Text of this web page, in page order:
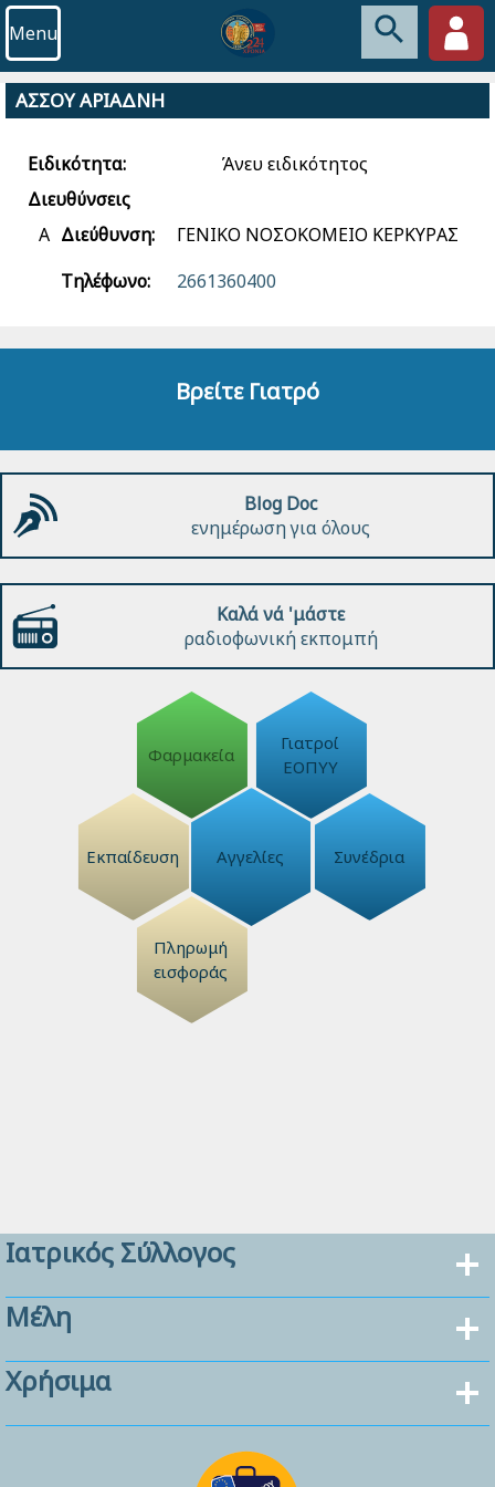
Menu
ΑΣΣΟΥ ΑΡΙΑΔΝΗ
Ειδικότητα:
Άνευ ειδικότητος
Διευθύνσεις
Α Διεύθυνση:
ΓΕΝΙΚΟ ΝΟΣΟΚΟΜΕΙΟ ΚΕΡΚΥΡΑΣ
Τηλέφωνο:
2661360400
Βρείτε Γιατρό
Blog Doc
ενημέρωση για όλους
Καλά νά 'μάστε
ραδιοφωνική εκπομπή
Φαρμακεία
Γιατροί
ΕΟΠΥΥ
Εκπαίδευση Αγγελίες Συνέδρια
Πληρωμή
εισφοράς
Ιατρικός Σύλλογος
Μέλη
Χρήσιμα